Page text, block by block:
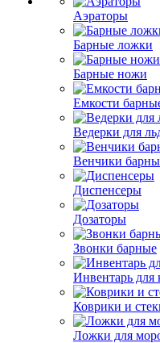
Аэраторы
Барные ложки
Барные ножи
Емкости
Ведерки для
Венчики
Диспенсеры
Дозаторы
Звонки барные
Инвентарь для
Коврики и
Ложки для